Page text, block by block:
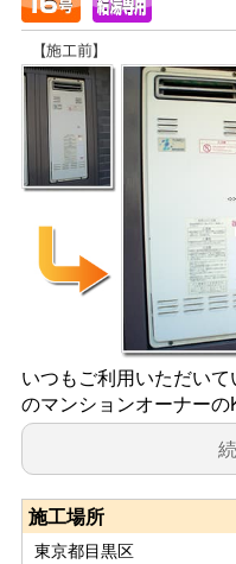
いつもご利用いただい
のマンションオーナー
施工場所
東京都目黒区